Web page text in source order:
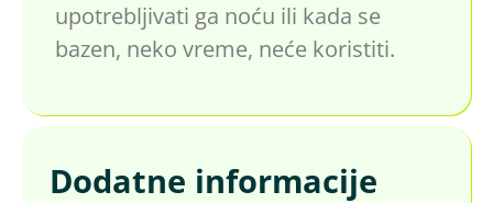
upotrebljivati ga noću ili kada se
bazen, neko vreme, neće koristiti.
Dodatne informacije